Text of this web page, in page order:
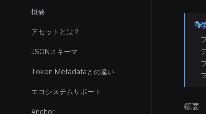
概要
アセットとは？
JSONスキーマ
Token Metadataとの違い
エコシステムサポート
Anchor
概要